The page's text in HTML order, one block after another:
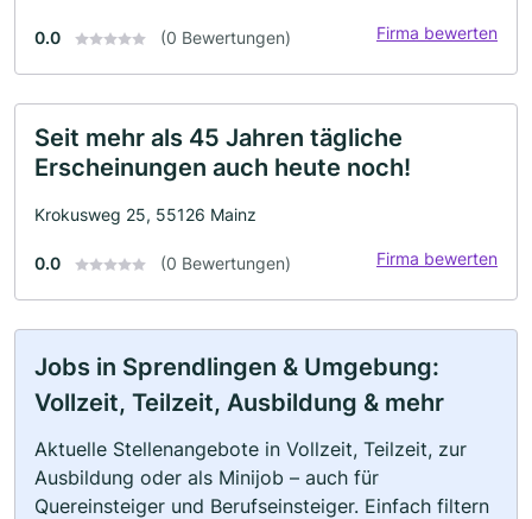
0.0 (0 Bewertungen) Firma bewerten
Seit mehr als 45 Jahren tägliche
Erscheinungen auch heute noch!
Krokusweg 25, 55126 Mainz
0.0 (0 Bewertungen) Firma bewerten
Jobs in Sprendlingen & Umgebung:
Vollzeit, Teilzeit, Ausbildung & mehr
Aktuelle Stellenangebote in Vollzeit, Teilzeit, zur
Ausbildung oder als Minijob – auch für
Quereinsteiger und Berufseinsteiger. Einfach filtern